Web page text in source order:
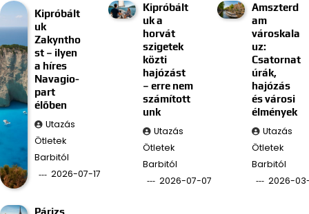
Kipróbált
uk
Zakyntho
st – ilyen
a híres
Navagio-
part
élőben
Utazás
Ötletek
Barbitól
2026-07-17
Kipróbált
uk a
horvát
szigetek
közti
hajózást
– erre nem
számított
unk
Utazás
Ötletek
Barbitól
2026-07-07
Amszterd
am
városkala
uz:
Csatornat
úrák,
hajózás
és városi
élmények
Utazás
Ötletek
Barbitól
2026-
Párizs